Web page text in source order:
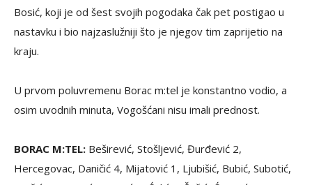
Bosić, koji je od šest svojih pogodaka čak pet postigao u
nastavku i bio najzaslužniji što je njegov tim zaprijetio na
kraju.
U prvom poluvremenu Borac m:tel je konstantno vodio, a
osim uvodnih minuta, Vogošćani nisu imali prednost.
BORAC M:TEL: Beširević, Stošljević, Đurđević 2,
Hercegovac, Daničić 4, Mijatović 1, Ljubišić, Bubić, Subotić,